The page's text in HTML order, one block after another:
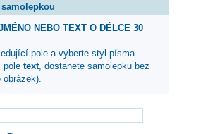
NEBO TEXT O DÉLCE 30
pole a vyberte styl písma.
pole text, dostanete samolepku bez